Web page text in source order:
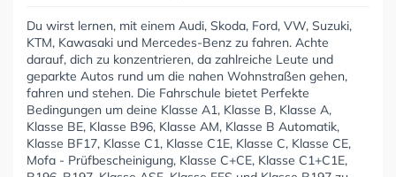
Du wirst lernen, mit einem Audi, Skoda, Ford, VW, Suzuki,
KTM, Kawasaki und Mercedes-Benz zu fahren. Achte
darauf, dich zu konzentrieren, da zahlreiche Leute und
geparkte Autos rund um die nahen Wohnstraßen gehen,
fahren und stehen. Die Fahrschule bietet Perfekte
Bedingungen um deine Klasse A1, Klasse B, Klasse A,
Klasse BE, Klasse B96, Klasse AM, Klasse B Automatik,
Klasse BF17, Klasse C1, Klasse C1E, Klasse C, Klasse CE,
Mofa - Prüfbescheinigung, Klasse C+CE, Klasse C1+C1E,